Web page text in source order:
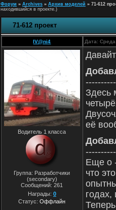
Форум » Archives » Архив моделей » 71-612
находившийся в проекте.)
71-612 проект
IV@ni4 Дата:
Водитель 1 класса
Группа: Разработчики
(secondary)
Сообщений:261
Награды: 0
Статус:Оффлайн
Здесь
её
Еще о
что
годах,